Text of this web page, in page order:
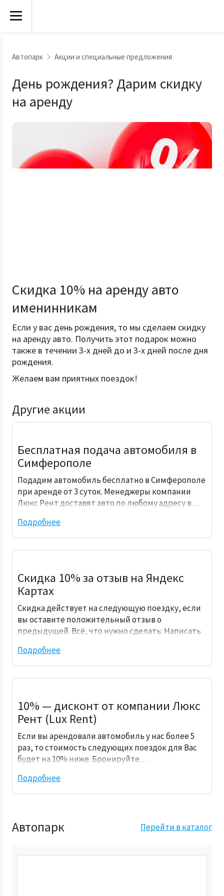
Автопарк Акции и специальные предложения
День рождения? Дарим скидку
на аренду
Скидка 10% на аренду авто
именинникам
Если у вас день рождения, то мы сделаем скидку
на аренду авто. Получить этот подарок можно
также в течении 3-х дней до и 3-х дней после дня
рождения.
Желаем вам приятных поездок!
Другие акции
Бесплатная подача автомобиля в
Симферополе
Подадим автомобиль бесплатно в Симферополе
при аренде от 3 суток. Менеджеры компании
Люкс Рент доставят авто по любому адресу в…
Подробнее
Скидка 10% за отзыв на Яндекс
Картах
Скидка действует на следующую поездку, если
вы оставите положительный отзыв о
предыдущей. Всё, что нужно сделать: Написать
Подробнее
10% — дисконт от компании Люкс
Рент (Lux Rent)
Если вы арендовали автомобиль у нас более 5
раз, то стоимость следующих поездок для Вас
будет на 10% ниже. Бронируйте…
Подробнее
Автопарк Перейти в каталог